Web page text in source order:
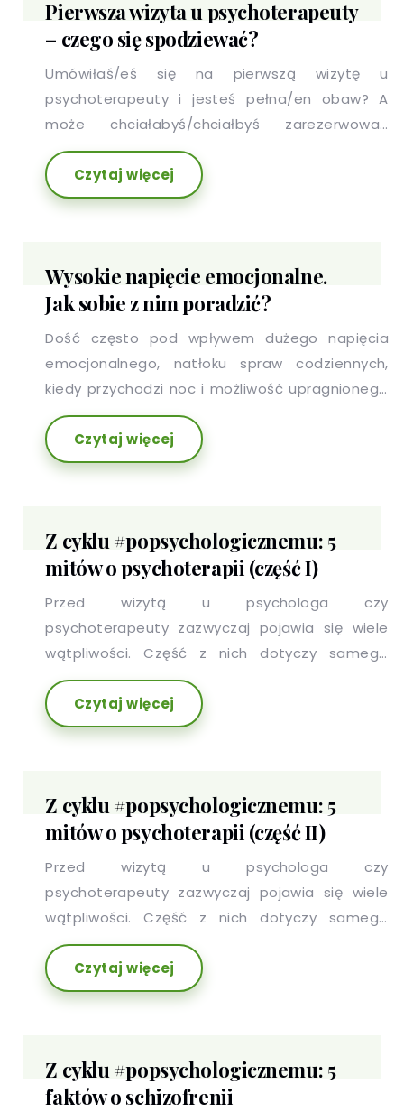
najczęściej nie jest początkiem kryzysu w
związku, a skutkiem przeżywanych wcześniej
trudności w relacji.
Pierwsza wizyta u psychoterapeuty
– czego się spodziewać?
Umówiłaś/eś się na pierwszą wizytę u
psychoterapeuty i jesteś pełna/en obaw? A
może chciałabyś/chciałbyś zarezerwować
wizytę, ale Twoje obawy Cię przed tym
powstrzymują? Nie wiesz, co Cię czeka, o co
zostaniesz zapytana/y, boisz się, że nie zaufasz
Czytaj więcej
Wysokie napięcie emocjonalne.
Jak sobie z nim poradzić?
Dość często pod wpływem dużego napięcia
emocjonalnego, natłoku spraw codziennych,
kiedy przychodzi noc i możliwość upragnionego
odpoczynku...nie możemy zasnąć. Napięcie
nerwowe jest reakcją na trudne, stresujące
sytuacje, które o ile występują krótkotrwale,
stres prowadzi do ogólnego osłabienia,
przewlekłego zmęczenia, spadku energii czy
Czytaj więcej
Z cyklu #popsychologicznemu: 5
mitów o psychoterapii (część I)
Przed wizytą u psychologa czy
psychoterapeuty zazwyczaj pojawia się wiele
wątpliwości. Część z nich dotyczy samego
spotkania ze specjalistą i jego formy, inne,
emocji które wizycie będą towarzyszyć.
Czytaj więcej
Z cyklu #popsychologicznemu: 5
mitów o psychoterapii (część II)
Przed wizytą u psychologa czy
psychoterapeuty zazwyczaj pojawia się wiele
wątpliwości. Część z nich dotyczy samego
spotkania ze specjalistą i jego formy, inne,
emocji które wizycie będą towarzyszyć.
Czytaj więcej
Z cyklu #popsychologicznemu: 5
faktów o schizofrenii